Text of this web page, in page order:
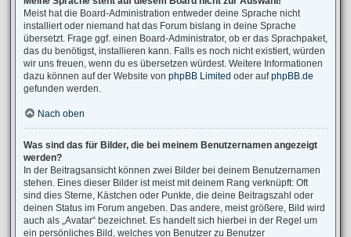
Meist hat die Board-Administration entweder deine Sprache nicht
installiert oder niemand hat das Forum bislang in deine Sprache
übersetzt. Frage ggf. einen Board-Administrator, ob er das Sprachpaket,
das du benötigst, installieren kann. Falls es noch nicht existiert, würden
wir uns freuen, wenn du es übersetzen würdest. Weitere Informationen
dazu können auf der Website von phpBB Limited oder aufphpBB.de
gefunden werden.
Nach oben
Was sind das für Bilder, die bei meinem Benutzernamen angezeigt
werden?
In der Beitragsansicht können zwei Bilder bei deinem Benutzernamen
stehen. Eines dieser Bilder ist meist mit deinem Rang verknüpft: Oft
sind dies Sterne, Kästchen oder Punkte, die deine Beitragszahl oder
deinen Status im Forum angeben. Das andere, meist größere, Bild wird
auch als „Avatar“ bezeichnet. Es handelt sich hierbei in der Regel um
ein persönliches Bild, welches von Benutzer zu Benutzer